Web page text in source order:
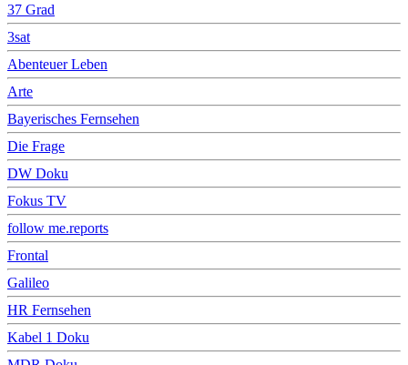
37 Grad
3sat
Abenteuer Leben
Arte
Bayerisches Fernsehen
Die Frage
DW Doku
Fokus TV
follow me.reports
Frontal
Galileo
HR Fernsehen
Kabel 1 Doku